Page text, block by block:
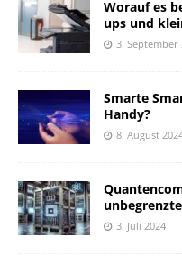
Worauf es
ups und
3. September
Smarte
Handy?
8. August
3. Juli 2024